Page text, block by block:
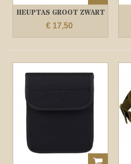
HEUPTAS GROOT ZWART
€ 17,50